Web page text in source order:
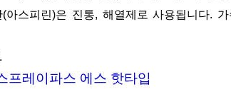
아스피린)은 진통, 해열제로 사용됩니다.
프레이파스 에스 핫타입